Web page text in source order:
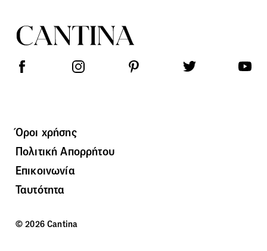
Όροι χρήσης
Πολιτική Απορρήτου
Επικοινωνία
Ταυτότητα
© 2026 Cantina